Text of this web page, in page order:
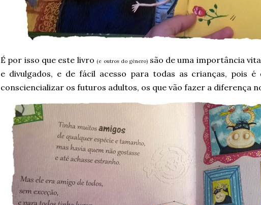
É por isso que este livro (e outros do género) são de uma importância
e divulgados, e de fácil acesso para todas as crianças, pois é
consciencializar os futuros adultos, os que vão fazer a diferença